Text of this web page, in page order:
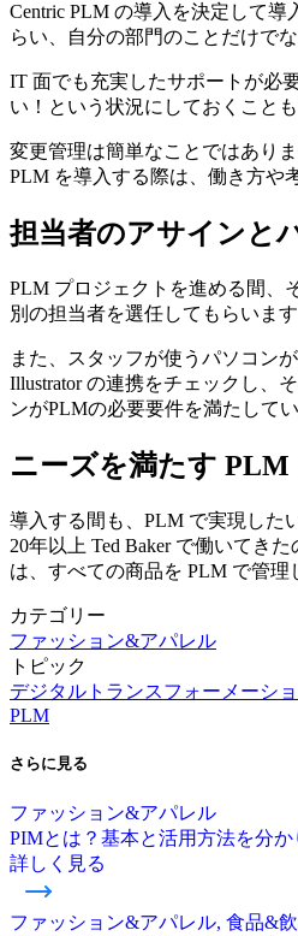
Centric PLM の導入を決定して
らい、自分の部門のことだけで
IT 面でも充実したサポートが必
い！という状況にしておくことも
変更管理は簡単なことではあり
PLM を導入する際は、働き方や
担当者のアサインと
PLM プロジェクトを進める間、
別の担当者を選任してもらいます
また、スタッフが使うパソコン
Illustrator の連携をチェックし、
ンがPLMの必要要件を満たして
ニーズを満たす PLM
導入する間も、PLM で実現した
20年以上 Ted Baker で働いてき
は、すべての商品を PLM で管理
カテゴリー
ファッション&アパレル
トピック
デジタルトランスフォーメーシ
PLM
さらに 見る
ファッション&アパレル
PIMとは？基本と活用方法を分か
詳しく見る
ファッション&アパレル, 食品&